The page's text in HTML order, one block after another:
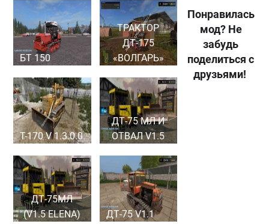
БТ 150
ТРАКТОР
ДТ-175
«ВОЛГАРЬ»
T-170 V 1.3.0.0
ДТ-75 МЛ И
ОТВАЛ V1.5
ДТ-75МЛ
(V1.5 ELENA)
ДТ-75 V1.1
Понравилась
мод? Не
забудь
поделиться с
друзьями!